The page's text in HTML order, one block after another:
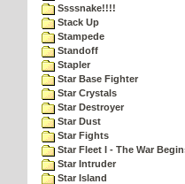
Ssssnake!!!!
Stack Up
Stampede
Standoff
Stapler
Star Base Fighter
Star Crystals
Star Destroyer
Star Dust
Star Fights
Star Fleet I - The War
Star Intruder
Star Island